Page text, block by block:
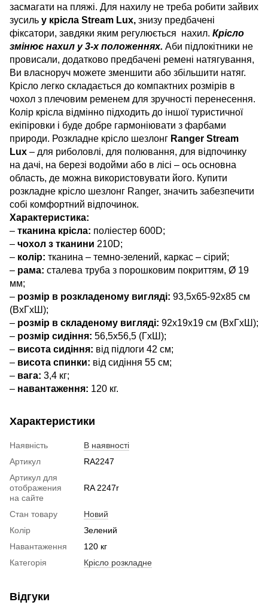
засмагати на пляжі. Для нахилу не треба робити зайвих
зусиль у крісла Stream Lux, знизу предбачені
фіксатори, завдяки яким регулюється нахил. Крісло
змінює нахил у 3-х положеннях. Аби підлокітники не
провисали, додатково предбачені ремені натягування,
Ви власноруч можете зменшити або збільшити натяг.
Крісло легко складається до компактних розмірів в
чохол з плечовим ременем для зручності перенесення.
Колір крісла відмінно підходить до іншої туристичної
екіпіровки і буде добре гармоніювати з фарбами
природи. Розкладне крісло шезлонг Ranger Stream
Lux – для риболовлі, для полювання, для відпочинку
на дачі, на березі водойми або в лісі – ось основна
область, де можна використовувати його. Купити
розкладне крісло шезлонг Ranger, значить забезпечити
собі комфортний відпочинок.
Характеристика:
– тканина крісла: поліестер 600D;
– чохол з тканини 210D;
– колір: тканина – темно-зелений, каркас – сірий;
– рама: сталева труба з порошковим покриттям, Ø 19
мм;
– розмір в розкладеному вигляді: 93,5х65-92х85 см
(ВхГхШ);
– розмір в складеному вигляді: 92х19х19 см (ВхГхШ);
– розмір сидіння: 56,5х56,5 (ГхШ);
– висота сидіння: від підлоги 42 см;
– висота спинки: від сидіння 55 см;
– вага: 3,4 кг;
– навантаження: 120 кг.
Характеристики
Наявність
В наявності
Артикул
RA2247
Артикул для
отображения
на сайте
RA 2247r
Стан товару
Новий
Колір
Зелений
Навантаження
120 кг
Категорія
Крісло розкладне
Відгуки